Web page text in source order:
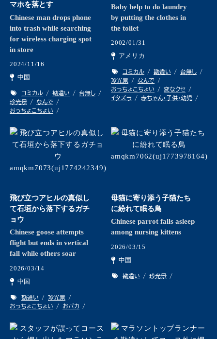
マホを落とす
Chinese man drops phone
into trash while searching
for wireless charging spot
in store
2024/11/16
中国
コミカル 勘違い
台無し
珍光景
なんで
おっちょこちょい
Baby help to do laundry
by putting the clothes in
the toilet
2002/01/31
アメリカ
コミカル 勘違い
台無し
珍光景
なんで
おっちょこちょい
変なクセ
イタズラ
赤ちゃん・子供・幼児
飛び立つアヒルの真似し
て石垣から落下するガチ
ョウ
Chinese goose attempts
flight but ends in vertical
fall while others soar
2026/03/14
中国
勘違い
珍光景
おっちょこちょい
おバカ
母猫に寄り添う子猫たち
に紛れて眠る鳥
Chinese parrot falls asleep
among nursing kittens
2026/03/15
中国
勘違い 珍光景